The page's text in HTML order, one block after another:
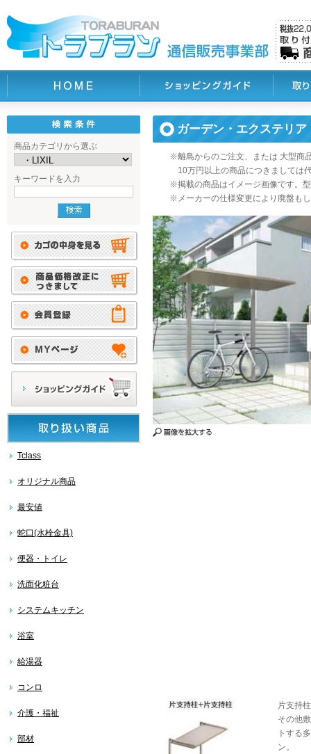
商品カテゴリから選ぶ
キーワードを入力
Tclass
オリジナル商品
最安値
蛇口(水栓金具)
便器・トイレ
洗面化粧台
システムキッチン
浴室
給湯器
コンロ
介護・福祉
部材
ガーデン・エクステリア
※離島からのご注文、または 大型商
10万円以上の商品につきましては
※掲載の商品はイメージ画像です。
※メーカーの仕様変更により廃盤も
片支持
その他
トする
ン。